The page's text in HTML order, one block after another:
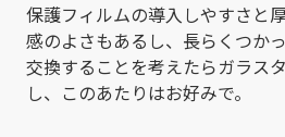
保護フィルムの導入しやすさと
感のよさもあるし、長らくつか
交換することを考えたらガラス
し、このあたりはお好みで。